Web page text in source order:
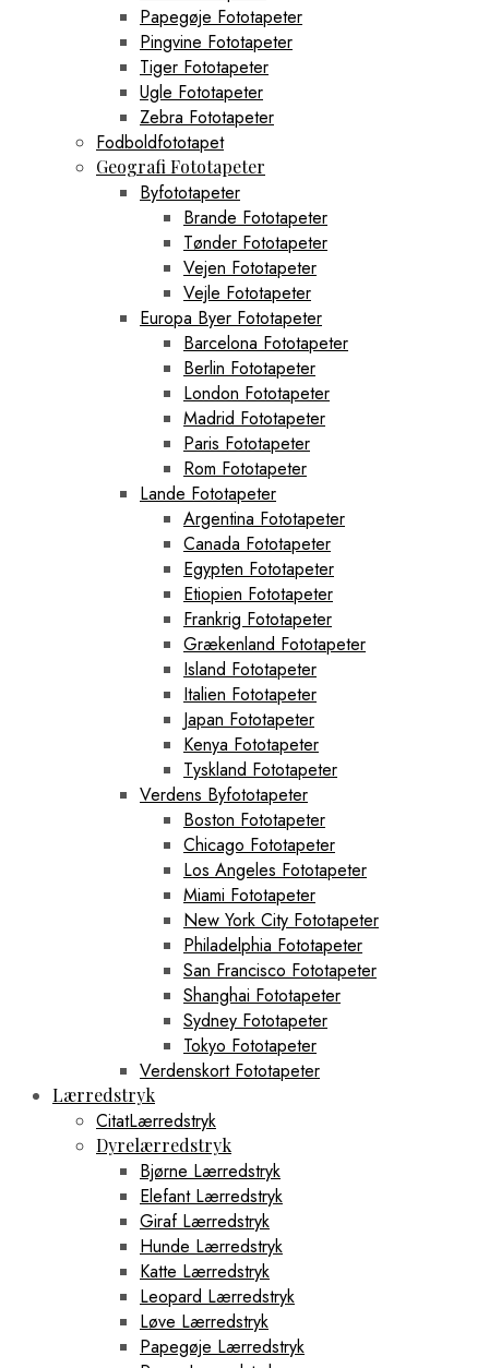
Papegøje Fototapeter
Pingvine Fototapeter
Tiger Fototapeter
Ugle Fototapeter
Zebra Fototapeter
Fodboldfototapet
Geografi Fototapeter
Byfototapeter
Brande Fototapeter
Tønder Fototapeter
Vejen Fototapeter
Vejle Fototapeter
Europa Byer Fototapeter
Barcelona Fototapeter
Berlin Fototapeter
London Fototapeter
Madrid Fototapeter
Paris Fototapeter
Rom Fototapeter
Lande Fototapeter
Argentina Fototapeter
Canada Fototapeter
Egypten Fototapeter
Etiopien Fototapeter
Frankrig Fototapeter
Grækenland Fototapeter
Island Fototapeter
Italien Fototapeter
Japan Fototapeter
Kenya Fototapeter
Tyskland Fototapeter
Verdens Byfototapeter
Boston Fototapeter
Chicago Fototapeter
Los Angeles Fototapeter
Miami Fototapeter
New York City Fototapeter
Philadelphia Fototapeter
San Francisco Fototapeter
Shanghai Fototapeter
Sydney Fototapeter
Tokyo Fototapeter
Verdenskort Fototapeter
Lærredstryk
CitatLærredstryk
Dyrelærredstryk
Bjørne Lærredstryk
Elefant Lærredstryk
Giraf Lærredstryk
Hunde Lærredstryk
Katte Lærredstryk
Leopard Lærredstryk
Løve Lærredstryk
Papegøje Lærredstryk